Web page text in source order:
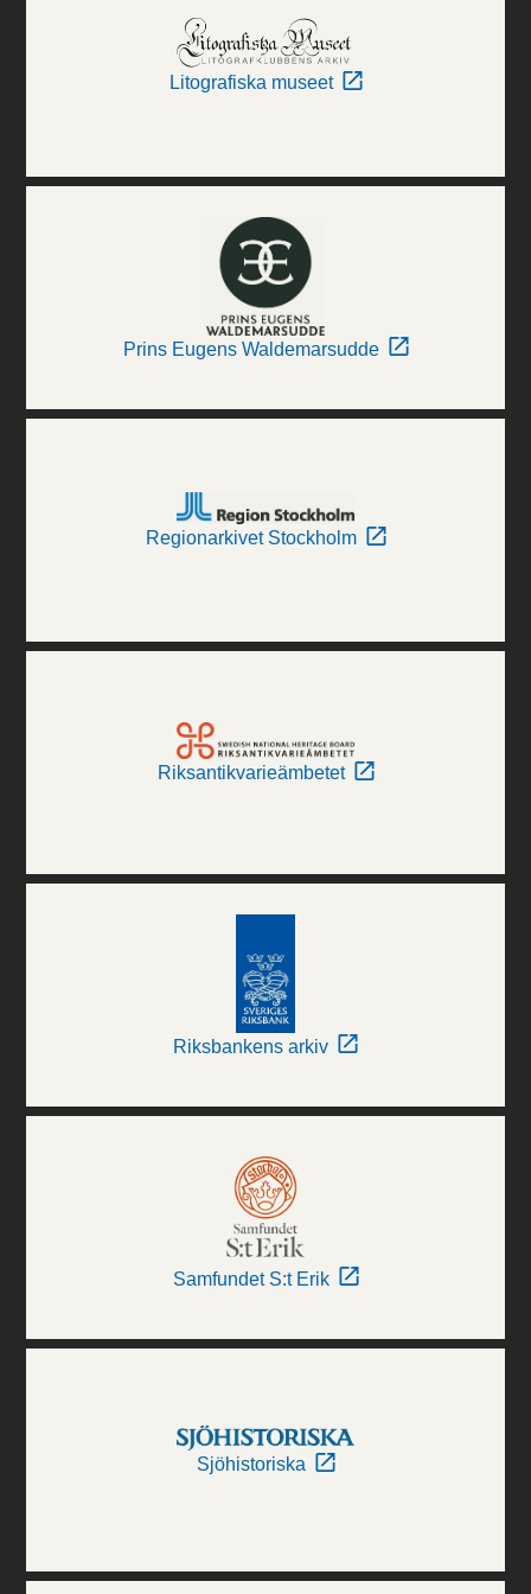
Litografiska museet
Prins Eugens Waldemarsudde
Regionarkivet Stockholm
Riksantikvarieämbetet
Riksbankens arkiv
Samfundet S:t Erik
Sjöhistoriska